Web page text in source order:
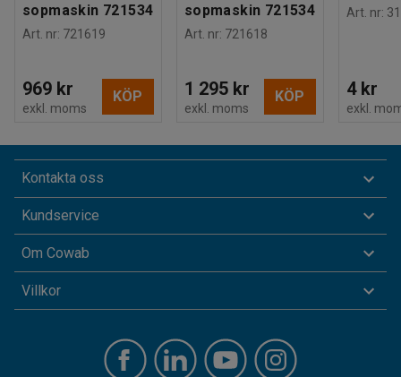
sopmaskin 721534
Art. nr: 721619
969 kr
exkl. moms
KÖP
sopmaskin 721534
Art. nr: 721618
1 295 kr
exkl. moms
KÖP
Art. nr:
4 kr
exkl.
Kontakta oss
Kundservice
Om Cowab
Villkor